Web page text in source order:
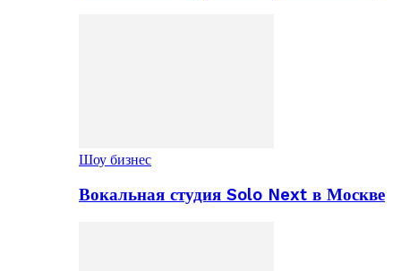
Шоу бизнес
Вокальная студия Solo Next в Москве